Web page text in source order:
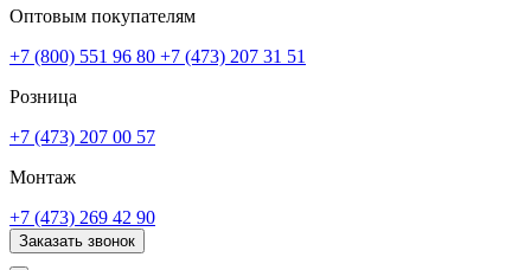
Оптовым покупателям
+7 (800) 551 96 80 +7 (473) 207 31 51
Розница
+7 (473) 207 00 57
Монтаж
+7 (473) 269 42 90
Заказать звонок